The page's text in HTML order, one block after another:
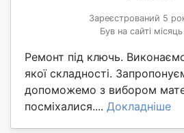
Зареєстрований 5
Був на сайті
Ремонт під ключь.
якої складності.
допоможемо з вибором
посміхалися.... Докладніше